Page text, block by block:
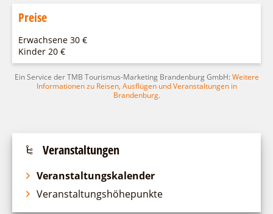
Preise
Erwachsene 30 €
Kinder 20 €
Ein Service der TMB Tourismus-Marketing Brandenburg GmbH:Weitere
Informationen zu Reisen, Ausflügen und Veranstaltungen in
Brandenburg.
Veranstaltungen
Veranstaltungskalender
Veranstaltungshöhepunkte